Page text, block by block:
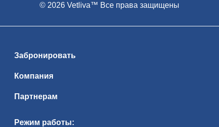
Режим работы:
Забронировать
Компания
Партнерам
© 2026 Vetliva™ Все права защищены